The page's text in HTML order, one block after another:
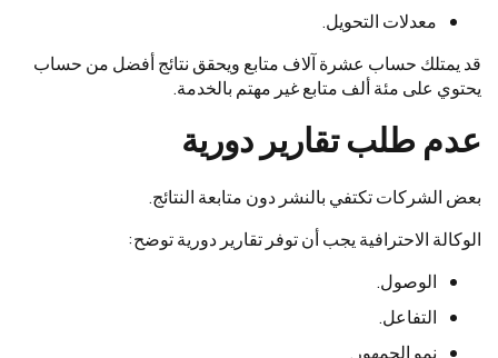
معدلات التحويل.
قد يمتلك حساب عشرة آلاف متابع ويحقق نتائج أفضل من حساب
يحتوي على مئة ألف متابع غير مهتم بالخدمة.
عدم طلب تقارير دورية
بعض الشركات تكتفي بالنشر دون متابعة النتائج.
الوكالة الاحترافية يجب أن توفر تقارير دورية توضح:
الوصول.
التفاعل.
نمو الجمهور.